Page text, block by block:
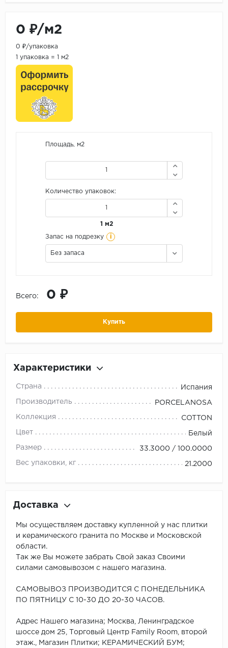
0 ₽/м2
0 ₽/упаковка
1 упаковка = 1 м2
Площадь, м2
Количество упаковок:
1 м2
Запас на подрезку i
Без запаса
Всего: 0 ₽
Купить
Характеристики
Страна Испания
Производитель PORCELANOSA
Коллекция COTTON
Цвет Белый
Размер 33.3000 / 100.0000
Вес упаковки, кг 21.2000
Доставка
Мы осуществляем доставку купленной у нас плитки
и керамического гранита по Москве и Московской
области.
Так же Вы можете забрать Свой заказ Своими
силами самовывозом с нашего магазина.
САМОВЫВОЗ ПРОИЗВОДИТСЯ С ПОНЕДЕЛЬНИКА
ПО ПЯТНИЦУ С 10-30 ДО 20-30 ЧАСОВ.
Адрес Нашего магазина; Москва, Ленинградское
шоссе дом 25, Торговый Центр Family Room, второй
этаж., Магазин Плитки; КЕРАМИЧЕСКИЙ БУМ;